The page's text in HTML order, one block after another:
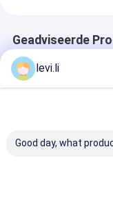
Geadviseerde
levi.li
Good day, what